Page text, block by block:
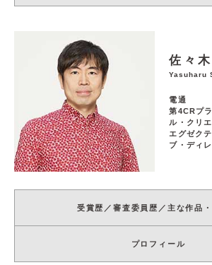
佐々
Yasuharu
電通
第4CRプ
ル・クリ
エグゼク
ブ・ディ
受賞歴／審査委員歴／主な作品
プロフィール